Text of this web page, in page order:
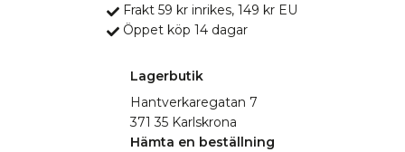
Frakt 59 kr inrikes, 149 kr EU
Öppet köp 14 dagar
Lagerbutik
Hantverkaregatan 7
371 35 Karlskrona
Hämta en beställning